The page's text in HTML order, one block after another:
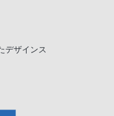
デザインス